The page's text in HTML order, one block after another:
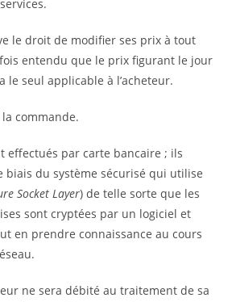
le droit de modifier ses prix à tout
entendu que le prix figurant le jour
le seul applicable à l’acheteur.
commande.
effectués par carte bancaire ; ils
biais du système sécurisé qui utilise
Socket Layer) de telle sorte que les
sont cryptées par un logiciel et
en prendre connaissance au cours
ne sera débité au traitement de sa